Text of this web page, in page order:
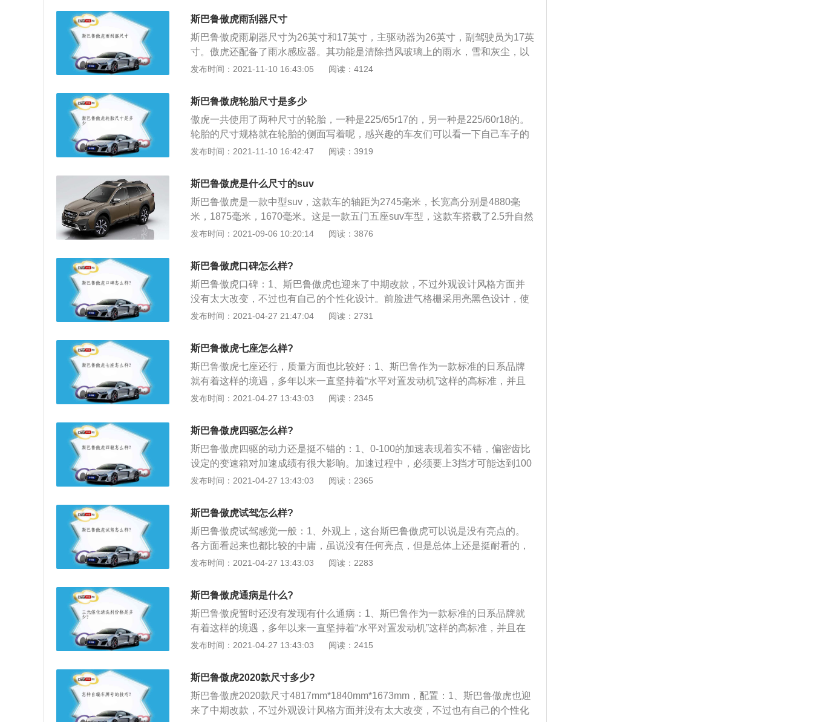
有公布后排座椅后的容积数据，但是值得肯定的是，它的地板看上去还是比较平
坦的。
斯巴鲁傲虎雨刮器尺寸
斯巴鲁傲虎雨刷器尺寸为26英寸和17英寸，主驱动器为26英寸，副驾驶员为17英
寸。傲虎还配备了雨水感应器。其功能是清除挡风玻璃上的雨水，雪和灰尘，以
免遮挡视线，通过雨水传感器感应雨滴的大小，并自动调整雨刮器的运行速度。
驾驶的便利性和安全性。相信此功能对于南部或北部经常下雨的地方非常实用。
雨刮器的更换方法如下，首先抬起驾驶员的雨刮臂，然后抬起乘客的雨刮臂。然
后打开其U形带扣并拉下雨刮器以取出雨刮器。卸下雨刮器时，注意，摇臂会弹
回。然后是时候安装新的刮水器，按一下刮水器的中间两侧，然后提起卡盖。将
雨刮器的卡盖穿过雨刮器臂的中部，最后按下卡扣以完成安装。
发布时间：2021-11-10 16:43:05 阅读：4124
斯巴鲁傲虎轮胎尺寸是多少
傲虎一共使用了两种尺寸的轮胎，一种是225/65r17的，另一种是225/60r18的。
轮胎的尺寸规格就在轮胎的侧面写着呢，感兴趣的车友们可以看一下自己车子的
轮胎尺寸。有很多车友看不懂轮胎侧面的代表尺寸规格的字母和数字是什么意
65，r代表子午线轮胎，17表示可以安装在17英寸的轮圈上。扁平比65的意思是
轮胎的胎壁高度是轮胎断面宽度的65%。扁平比数字越大的轮胎从侧面看起来胎
壁是越厚的，扁平比数字越小的轮胎从侧面看起来胎壁是越薄的。扁平比大的轮
胎舒适性比较好，耐用性也比较好，但是操控不好。扁平比小的轮胎舒适性比较
差，胎噪也比较大，但是操控性很好，抓地力也很大。一般的讲究操控和运动的
时候胎壁的形变量是更小的，这样是可以降低快速过弯时的车身侧倾的。但是，
车友们不要随便改变自己车子的轮胎尺寸，这样会影响行驶稳定性和安全性。
发布时间：2021-11-10 16:42:47 阅读：3919
斯巴鲁傲虎是什么尺寸的suv
斯巴鲁傲虎是一款中型suv，这款车的轴距为2745毫米，长宽高分别是4880毫
米，1875毫米，1670毫米。这是一款五门五座suv车型，这款车搭载了2.5升自然
吸气发动机，这是一款水平对置四缸自然吸气发动机。斯巴鲁傲虎的2.5升自然吸
0到5800转每分钟，最大扭矩转速为3800转每分钟。这款发动机搭载了缸内直喷
技术，并且使用了铝合金缸盖缸体。使用铝合金缸盖缸体可以降低发动机的重
量，这样可以提高汽车的操控性和燃油经济性。与这款发动机匹配的是cvt变速
箱。使用cvt变速箱可以提高汽车的换挡平顺性和燃油经济性。cvt变速箱是一种结
构比较简单的自动变速箱，这种变速箱的内部只有两个锥轮和一个钢片链条，这
变速箱的换挡平顺性是比较好的，并且可靠性耐用性也是比较好的。斯巴鲁傲虎
的前悬架使用了麦弗逊独立悬架，后悬架使用了双叉臂独立悬架。双叉臂悬架可
以提高汽车的操控性。
发布时间：2021-09-06 10:20:14 阅读：3876
斯巴鲁傲虎口碑怎么样?
斯巴鲁傲虎口碑：1、斯巴鲁傲虎也迎来了中期改款，不过外观设计风格方面并
没有太大改变，不过也有自己的个性化设计。前脸进气格栅采用亮黑色设计，使
得汽车的肌肉感增强，并且可以根据驾驶状态来进行自我开关，这样做的目的是
在；2、需要注意的是，虽然新款傲虎配置了LED日间行车灯，但是这并不是传
统意义上的日间行车灯，而是需要驾驶员手动开启的示宽灯。一条长长的腰线从
前大灯一直延伸至尾部，并以造型独特的尾灯组和上翘的小尾翼作为终结，配上
大轮毂凸显出运动气息；3、在内饰方面，斯巴鲁一直都被吐槽，不过这次它增
大了中控显示屏的尺寸，另外真皮方向盘的直径变小了，令驾驶员操控起来更加
舒适性也进一步提升；4、在安全配置方面，最亮眼的是Eyesight功能，这是斯巴
鲁最新的黑科技，这个技术是基于最开始减少交通事故的想法，开始的研究，如
今已经非常成熟，这个功能最出色的就是驾驶辅助系统通过双目的立体摄像头能
也能够看起来像老司机一样得心应手的控制；5、在动力方面，新款傲虎继续搭
强的操控性和越野通过性，其最大功率129kw，最大马力175ps，最大扭矩235N
m，匹配的是7挡CVT无级变速箱，不仅拥有良好的动力性能，还兼顾了燃油经济
性，所以这款斯巴鲁傲虎怎么样呢？综合表现非常不错，被吐槽的内饰进行整改
之后，整体表现更加出色，值得入手。
发布时间：2021-04-27 21:47:04 阅读：2731
斯巴鲁傲虎七座怎么样?
斯巴鲁傲虎七座还行，质量方面也比较好：1、斯巴鲁作为一款标准的日系品牌
就有着这样的境遇，多年以来一直坚持着“水平对置发动机”这样的高标准，并且
在品质和性价比上都做的非常出色，但是在销量方面却一直都没有太大的起色；
中同样有着很强的竞争力；3、斯巴鲁傲虎的售价区间为27.08万元到31.08万
元，且在大部分地区都有着一万元左右的优惠，对于一款纯进口的中型SUV来
说，性价比还是很高的。
发布时间：2021-04-27 13:43:03 阅读：2345
斯巴鲁傲虎四驱怎么样?
斯巴鲁傲虎四驱的动力还是挺不错的：1、0-100的加速表现着实不错，偏密齿比
设定的变速箱对加速成绩有很大影响。加速过程中，必须要上3挡才可能达到100
km\/h，换挡时间在快，也会牺牲一部分加速性，影响成绩；2、涡轮增压器的介
错；3、博悦运动版标配的是1.4TT-jet16气门涡轮增压汽油发动机搭配6速手动变
速箱，挡断油转速6500转，车速45km\/h2挡断油转速6500转，车速85km\/h3挡
断油转速6500转，车速130km\/h。
发布时间：2021-04-27 13:43:03 阅读：2365
斯巴鲁傲虎试驾怎么样?
斯巴鲁傲虎试驾感觉一般：1、外观上，这台斯巴鲁傲虎可以说是没有亮点的。
各方面看起来也都比较的中庸，虽说没有任何亮点，但是总体上还是挺耐看的，
最起码看的时间长了也不会觉得腻。现在许多车都在追求灯组的改变，虽说斯巴
较威严的感觉；2、傲虎的仪表盘，多功能方向盘看起来握起来都比较的舒适，
中控区的操作也是极为简洁的，这样就能有更好的驾驶体验；3、虽说斯巴鲁在
外观上不讲究，但毕竟是一家专门生产性能车的公司，内饰方面在同级车中算优
异的。
发布时间：2021-04-27 13:43:03 阅读：2283
斯巴鲁傲虎通病是什么?
斯巴鲁傲虎暂时还没有发现有什么通病：1、斯巴鲁作为一款标准的日系品牌就
有着这样的境遇，多年以来一直坚持着“水平对置发动机”这样的高标准，并且在
品质和性价比上都做的非常出色，但是在销量方面却一直都没有太大的起色；
中同样有着很强的竞争力；3、斯巴鲁傲虎的售价区间为27.08万元到31.08万
元，且在大部分地区都有着一万元左右的优惠，对于一款纯进口的中型SUV来
说，性价比还是很高的。
发布时间：2021-04-27 13:43:03 阅读：2415
斯巴鲁傲虎2020款尺寸多少?
斯巴鲁傲虎2020款尺寸4817mm*1840mm*1673mm，配置：1、斯巴鲁傲虎也迎
来了中期改款，不过外观设计风格方面并没有太大改变，不过也有自己的个性化